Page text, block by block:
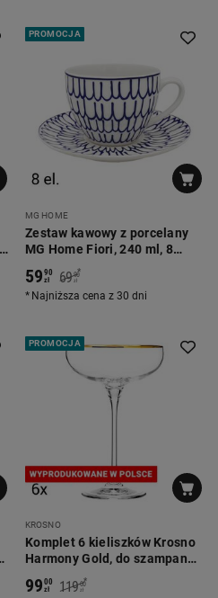
PROMOCJA
MG HOME
Zestaw kawowy z porcelany
MG Home Fiori, 240 ml, 8
elementów
5990
zł 69 90
zł
*
Najniższa cena z 30 dni
PROMOCJA
KROSNO
Komplet 6 kieliszków Krosno
Harmony Gold, do szampana,
9900
zł 119 00
zł
*